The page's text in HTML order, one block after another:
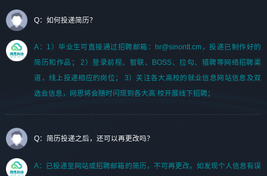
Q：如何投递简历？
A：1）毕业生可直接通过招聘邮箱：hr@sinontt.cm，投递已制作好的
简历和作品； 2）登录前程、智联、BOSS、拉勾、猎聘等网络招聘渠
道，线上投递相应的岗位； 3）关注各大高校的就业信息网站信息及双
选会信息，网思将会随时闪现到各大高 校开展线下招聘；
Q：简历投递之后，还可以再更改吗？
A：已投递至网站或招聘邮箱的简历，不可再更改。如发现个人信息有误